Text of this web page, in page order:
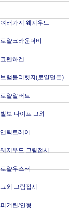
여러가지 웨지우드
로얄크라운더비
코펜하겐
브램블리헷지(로얄덜튼)
로얄알버트
빌보 나이프 그외
앤틱트레이
웨지우드 그림접시
로얄우스터
그외 그림접시
피겨린/인형